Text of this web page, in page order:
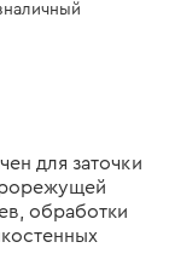
для заточки
обработки